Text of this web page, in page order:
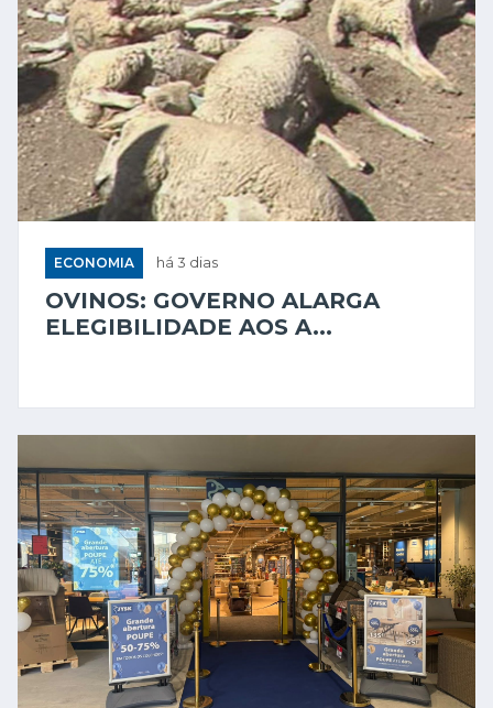
ECONOMIA há 3 dias
OVINOS: GOVERNO ALARGA
ELEGIBILIDADE AOS A...